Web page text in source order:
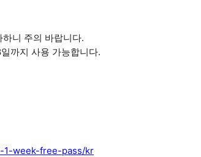
니 주의 바랍니다.
까지 사용 가능합니다.
1-week-free-pass/kr